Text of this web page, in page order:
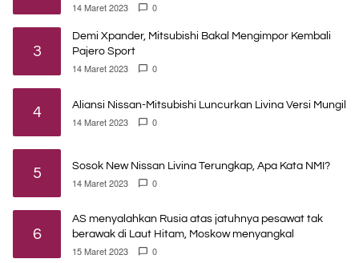
14 Maret 2023 0
3
Demi Xpander, Mitsubishi Bakal Mengimpor Kembali
Pajero Sport
14 Maret 2023 0
4 Aliansi Nissan-Mitsubishi Luncurkan Livina Versi Mungil
14 Maret 2023 0
5 Sosok New Nissan Livina Terungkap, Apa Kata NMI?
14 Maret 2023 0
6
AS menyalahkan Rusia atas jatuhnya pesawat tak
berawak di Laut Hitam, Moskow menyangkal
15 Maret 2023 0